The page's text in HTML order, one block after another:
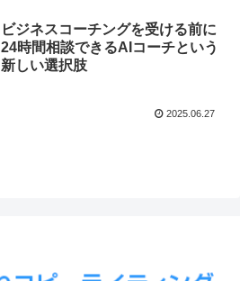
ビジネスコーチングを受ける前に
24時間相談できるAIコーチという
新しい選択肢
2025.06.27